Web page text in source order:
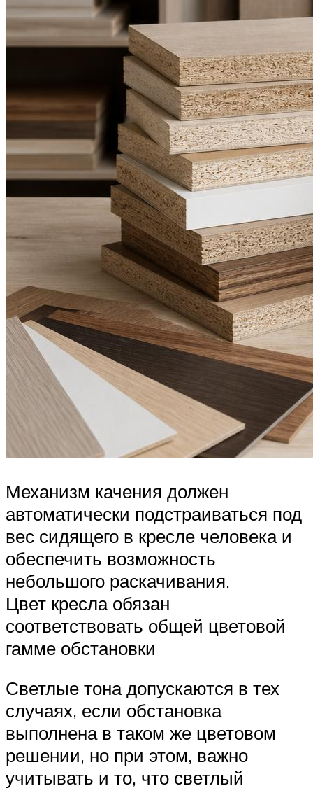
Механизм качения должен
автоматически подстраиваться под
вес сидящего в кресле человека и
обеспечить возможность
небольшого раскачивания.
Цвет кресла обязан
соответствовать общей цветовой
гамме обстановки
Светлые тона допускаются в тех
случаях, если обстановка
выполнена в таком же цветовом
решении, но при этом, важно
учитывать и то, что светлый